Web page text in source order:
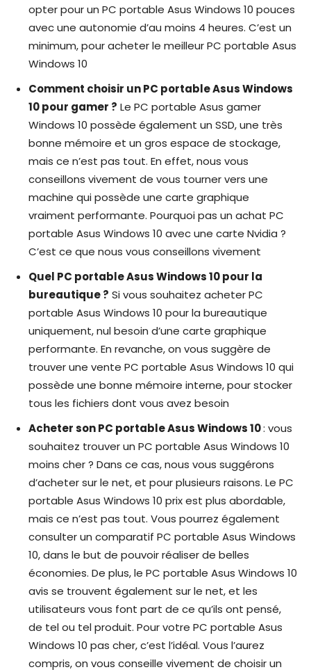
opter pour un PC portable Asus Windows 10 pouces
avec une autonomie d’au moins 4 heures. C’est un
minimum, pour acheter le meilleur PC portable Asus
Windows 10
Comment choisir un PC portable Asus Windows
10 pour gamer ? Le PC portable Asus gamer
Windows 10 possède également un SSD, une très
bonne mémoire et un gros espace de stockage,
mais ce n’est pas tout. En effet, nous vous
conseillons vivement de vous tourner vers une
machine qui possède une carte graphique
vraiment performante. Pourquoi pas un achat PC
portable Asus Windows 10 avec une carte Nvidia ?
C’est ce que nous vous conseillons vivement
Quel PC portable Asus Windows 10 pour la
bureautique ? Si vous souhaitez acheter PC
portable Asus Windows 10 pour la bureautique
uniquement, nul besoin d’une carte graphique
performante. En revanche, on vous suggère de
trouver une vente PC portable Asus Windows 10 qui
possède une bonne mémoire interne, pour stocker
tous les fichiers dont vous avez besoin
Acheter son PC portable Asus Windows 10: vous
souhaitez trouver un PC portable Asus Windows 10
moins cher ? Dans ce cas, nous vous suggérons
d’acheter sur le net, et pour plusieurs raisons. Le PC
portable Asus Windows 10 prix est plus abordable,
mais ce n’est pas tout. Vous pourrez également
consulter un comparatif PC portable Asus Windows
10, dans le but de pouvoir réaliser de belles
économies. De plus, le PC portable Asus Windows 10
avis se trouvent également sur le net, et les
utilisateurs vous font part de ce qu’ils ont pensé,
de tel ou tel produit. Pour votre PC portable Asus
Windows 10 pas cher, c’est l’idéal. Vous l’aurez
compris, on vous conseille vivement de choisir un